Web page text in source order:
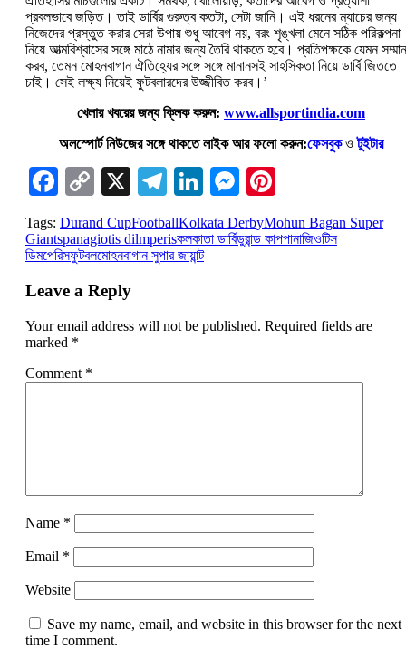
প্রবলভাবে জড়িত। তাই ডার্বির গুরুত্ব কতটা, সেটা জানি। এই ধরনের ম্যাচের জন্য
নিজেদের প্রস্তুত করার সেরা উপায় শুধু আবেগ নয়, বরং শৃঙ্খলা মেনে সঠিক পরিকল্পনা
নিয়ে আত্মবিশ্বাসের সঙ্গে মাঠে নামার জন্য তৈরি থাকতে হবে। প্রতিপক্ষকে যেমন সম্মান
করব, তেমন মোহনবাগান ঐতিহ্যের সঙ্গে সঙ্গে মানানসই সাহসিকতা নিয়ে ডার্বি জিততে
চাই। সেই লক্ষ্য নিয়েই ফুটবলারদের উজ্জীবিত করব।’‌
খেলার খবরের জন্য ক্লিক করুন: www.allsportindia.com
অলস্পোর্ট নিউজের সঙ্গে থাকতে লাইক আর ফলো করুন:ফেসবুকওটুইটার
Facebook
Copy
Link
X Telegram
LinkedIn
Messenger
Tags: Durand CupFootballKolkata DerbyMohun Bagan Super
Giantspanagiotis dilmperisকলকাতা ডার্বিডুরান্ড কাপপানাজিওটিস
ডিমপেরিসফুটবলমোহনবাগান সুপার জায়ান্ট
Leave a Reply
Your email address will not be published. Required fields are
marked *
Comment *
Name *
Email *
Website
Save my name, email, and website in this browser for the next
time I comment.